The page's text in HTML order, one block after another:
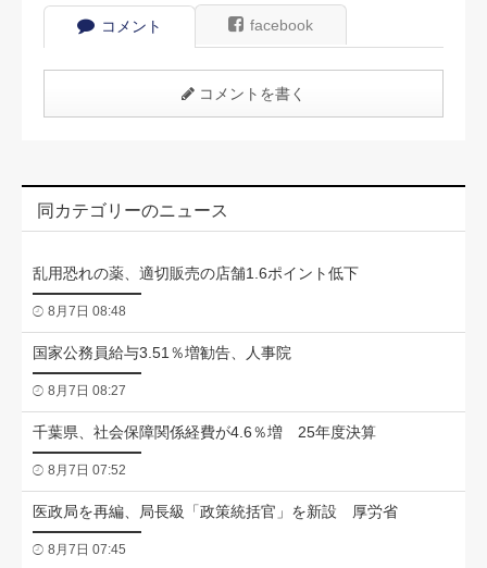
コメント facebook
コメントを書く
同カテゴリーのニュース
乱用恐れの薬、適切販売の店舗1.6ポイント低下
8月7日 08:48
国家公務員給与3.51％増勧告、人事院
8月7日 08:27
千葉県、社会保障関係経費が4.6％増 25年度決算
8月7日 07:52
医政局を再編、局長級「政策統括官」を新設 厚労省
8月7日 07:45